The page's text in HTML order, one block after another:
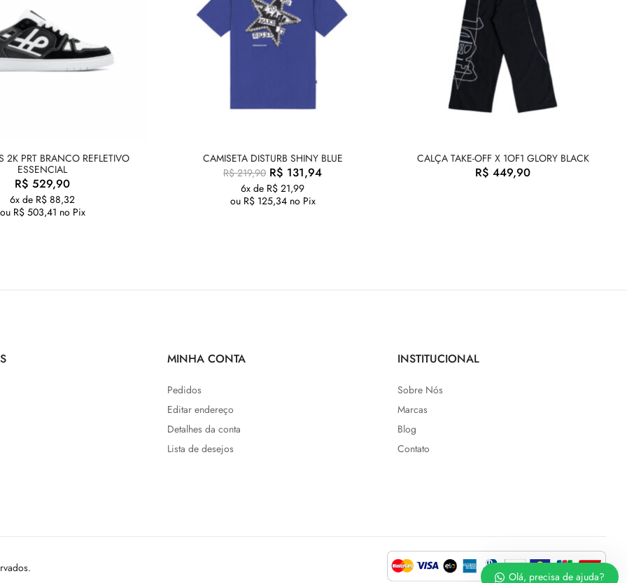
2K PRT BRANCO REFLETIVO
ESSENCIAL
R$ 529,90
6x de R$ 88,32
ou R$503,41 no Pix
CAMISETA DISTURB SHINY BLUE
R$219,90 R$ 131,94
6x de R$ 21,99
ou R$125,34 no Pix
CALÇA TAKE-OFF X 1OF1 GLORY BLACK
R$ 449,90
MINHA CONTA
Pedidos
Editar endereço
Detalhes da conta
Lista de desejos
INSTITUCIONAL
Sobre Nós
Marcas
Blog
Contato
Olá, precisa de ajuda?